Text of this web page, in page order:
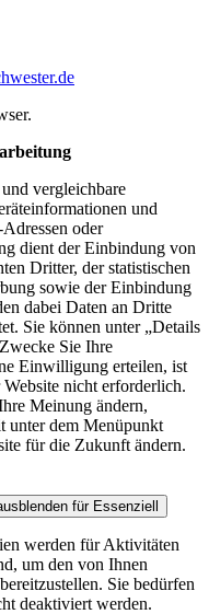
vergleichbare
und
oder
dient der Einbindung von
Dritter, der statistischen
sowie der Einbindung
dabei Daten an Dritte
Sie können unter „Details
Sie Ihre
Einwilligung erteilen, ist
nicht erforderlich.
Meinung ändern,
unter dem Menüpunkt
für die Zukunft ändern.
für Essenziell
werden für Aktivitäten
um den von Ihnen
Sie bedürfen
deaktiviert werden.